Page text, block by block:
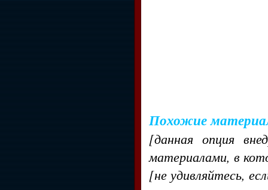
Похожие
[данная опция
материалами, в
[не удивляйтесь,